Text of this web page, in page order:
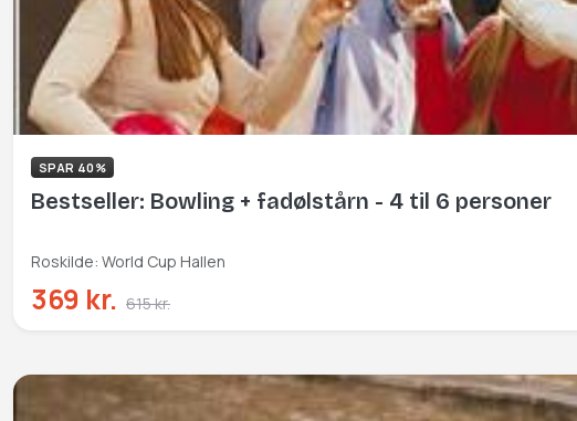
SPAR 40%
Bestseller: Bowling + fadølstårn - 4 til 6 personer
Roskilde: World Cup Hallen
369 kr. 615 kr.